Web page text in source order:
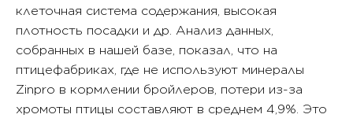
клеточная система содержания, высокая
плотность посадки и др. Анализ данных,
собранных в нашей базе, показал, что на
птицефабриках, где не используют минералы
Zinpro в кормлении бройлеров, потери из-за
хромоты птицы составляют в среднем 4,9%. Это